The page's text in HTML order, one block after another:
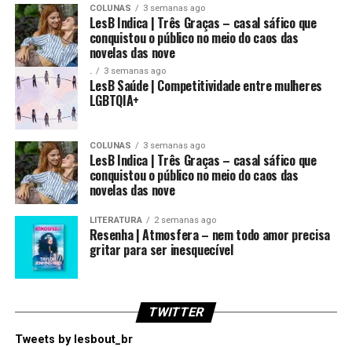
COLUNAS 3 semanas ago
LesB Indica | Três Graças – casal sáfico que
conquistou o público no meio do caos das
novelas das nove
. 3 semanas ago
LesB Saúde | Competitividade entre mulheres
LGBTQIA+
COLUNAS 3 semanas ago
LesB Indica | Três Graças – casal sáfico que
conquistou o público no meio do caos das
novelas das nove
LITERATURA 2 semanas ago
Resenha | Atmosfera – nem todo amor precisa
gritar para ser inesquecível
TWITTER
Tweets by lesbout_br